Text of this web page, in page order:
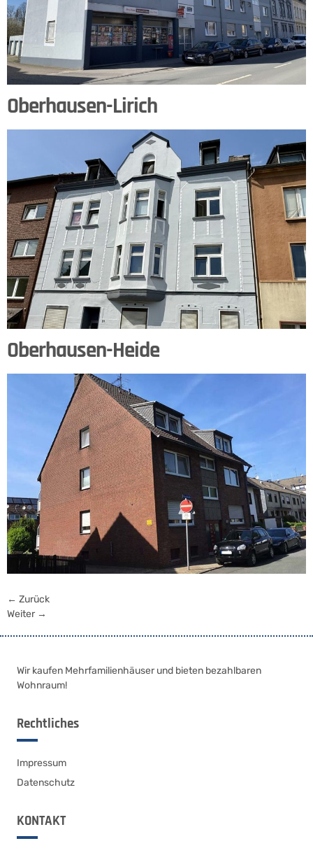
Oberhausen-Lirich
Oberhausen-Heide
← Zurück
Weiter →
Wir kaufen Mehrfamilienhäuser und bieten bezahlbaren
Wohnraum!
Rechtliches
Impressum
Datenschutz
KONTAKT